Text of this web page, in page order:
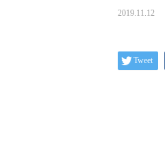
2019.11.12
Tweet